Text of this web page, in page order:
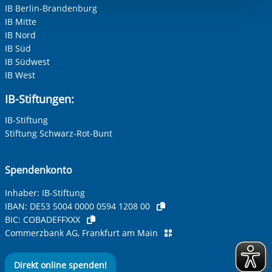
Einwilligung.
IB Berlin-Brandenburg
IB Mitte
IB Nord
IB Süd
IB Südwest
IB West
IB-Stiftungen:
IB-Stiftung
Stiftung Schwarz-Rot-Bunt
Spendenkonto
Inhaber: IB-Stiftung
IBAN: DE53 5004 0000 0594 1208 00
BIC: COBADEFFXXX
Commerzbank AG, Frankfurt am Main
Direkt online spenden!